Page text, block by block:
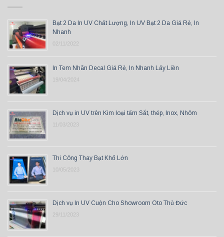
Bạt 2 Da In UV Chất Lượng, In UV Bạt 2 Da Giá Rẻ, In
Nhanh
02/11/2022
In Tem Nhãn Decal Giá Rẻ, In Nhanh Lấy Liền
19/04/2024
Dịch vụ in UV trên Kim loại tấm Sắt, thép, Inox, Nhôm
11/03/2023
Thi Công Thay Bạt Khổ Lớn
10/05/2023
Dịch vụ In UV Cuộn Cho Showroom Oto Thủ Đức
29/11/2023